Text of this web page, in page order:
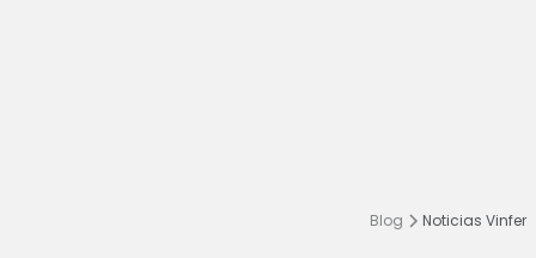
Blog Noticias Vinfer